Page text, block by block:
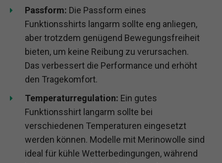
Passform: Die Passform eines
Funktionsshirts langarm sollte eng anliegen,
aber trotzdem genügend Bewegungsfreiheit
bieten, um keine Reibung zu verursachen.
Das verbessert die Performance und erhöht
den Tragekomfort.
Temperaturregulation: Ein gutes
Funktionsshirt langarm sollte bei
verschiedenen Temperaturen eingesetzt
werden können. Modelle mit Merinowolle sind
ideal für kühle Wetterbedingungen, während